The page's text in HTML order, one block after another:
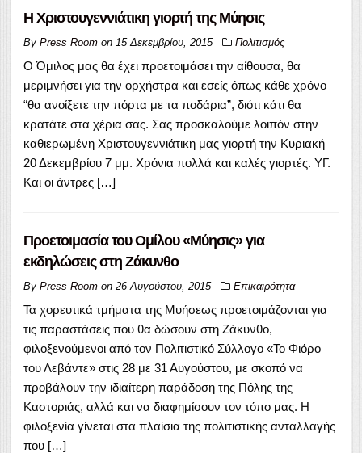
Η Χριστουγεννιάτικη γιορτή της Μύησις
By Press Room on 15 Δεκεμβρίου, 2015 Πολιτισμός
Ο Όμιλος μας θα έχει προετοιμάσει την αίθουσα, θα
μεριμνήσει για την ορχήστρα και εσείς όπως κάθε χρόνο
“θα ανοίξετε την πόρτα με τα ποδάρια”, διότι κάτι θα
κρατάτε στα χέρια σας. Σας προσκαλούμε λοιπόν στην
καθιερωμένη Χριστουγεννιάτικη μας γιορτή την Κυριακή
20 Δεκεμβρίου 7 μμ. Χρόνια πολλά και καλές γιορτές. ΥΓ.
Και οι άντρες […]
Προετοιμασία του Ομίλου «Μύησις» για
εκδηλώσεις στη Ζάκυνθο
By Press Room on 26 Αυγούστου, 2015 Επικαιρότητα
Τα χορευτικά τμήματα της Μυήσεως προετοιμάζονται για
τις παραστάσεις που θα δώσουν στη Ζάκυνθο,
φιλοξενούμενοι από τον Πολιτιστικό Σύλλογο «Το Φιόρο
του Λεβάντε» στις 28 με 31 Αυγούστου, με σκοπό να
προβάλουν την ιδιαίτερη παράδοση της Πόλης της
Καστοριάς, αλλά και να διαφημίσουν τον τόπο μας. Η
φιλοξενία γίνεται στα πλαίσια της πολιτιστικής ανταλλαγής
που […]